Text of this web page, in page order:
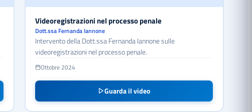
Videoregistrazioni nel processo penale
Dott.ssa Fernanda Iannone
Intervento della Dott.ssa Fernanda Iannone sulle
videoregistrazioni nel processo penale.
Ottobre 2024
Guarda il video